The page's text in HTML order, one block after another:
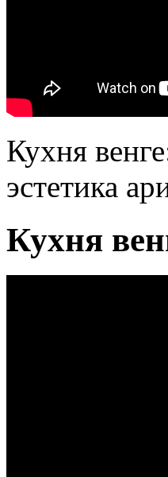
Кухня
эстетика
Кухня